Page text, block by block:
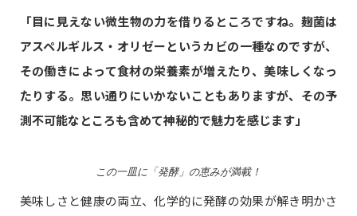
「目に見えない微生物の力を借りるところですね。麹菌は
アスペルギルス・オリゼーというカビの一種なのですが、
その働きによって食材の栄養素が増えたり、美味しくなっ
たりする。思い通りにいかないこともありますが、その予
測不可能なところも含めて神秘的で魅力を感じます」
この一皿に「発酵」の恵みが満載！
美味しさと健康の両立、化学的に発酵の効果が解き明かさ